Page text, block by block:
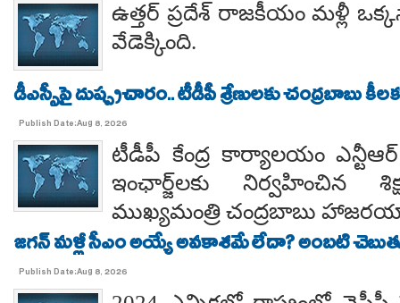
ఉత్తర్ ప్రదేశ్ రాజకీయం మళ్లీ
వేడెక్కింది.
డీఎస్సీపై దుష్ప్రచారం.. టీడీపీ శ్రేణులకు చంద్రబాబు
Publish Date:Aug 8, 2026
టీడీపీ కేంద్ర కార్యాలయం
ఇంఛార్జ్‌లకు నిర్వహించిన
ముఖ్యమంత్రి చంద్రబాబు
జగన్ మళ్లీ సీఎం అయ్యే అవకాశమే లేదా? అంబటి
Publish Date:Aug 8, 2026